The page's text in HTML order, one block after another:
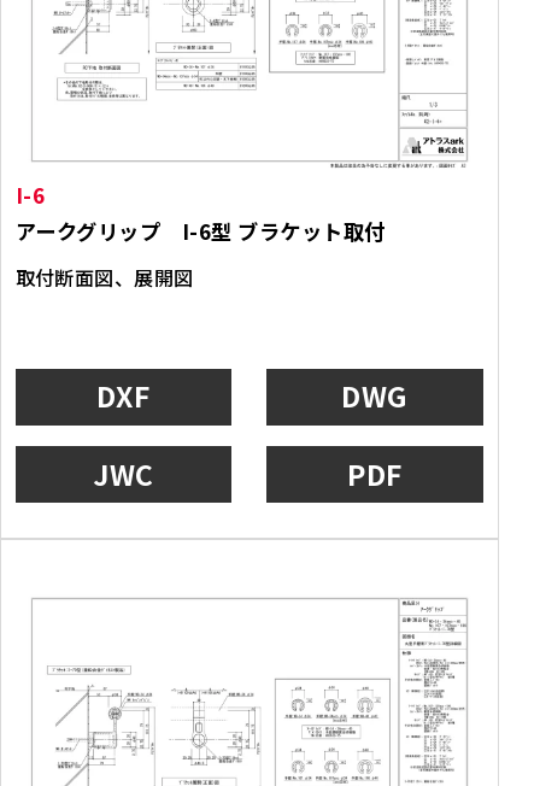
I-6
アークグリップ I-6型 ブラケット取付
取付断面図、展開図
DXF
DWG
JWC
PDF